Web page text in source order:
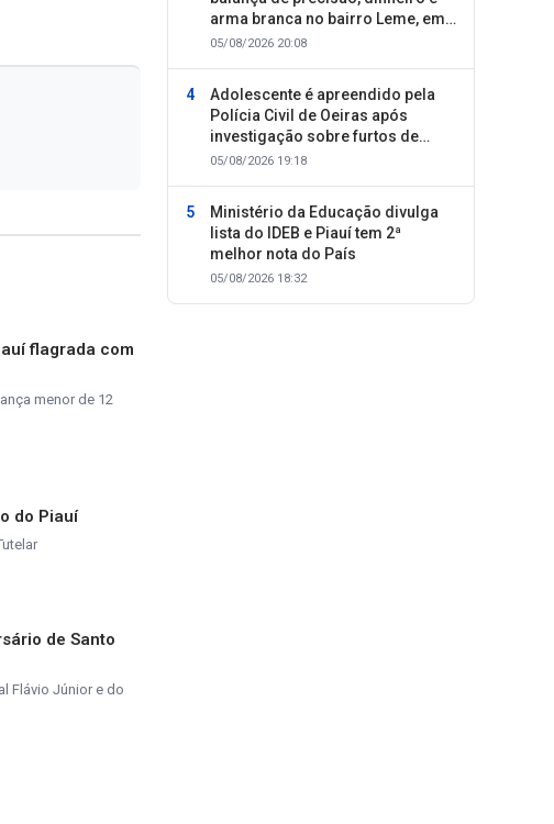
flagrada com
menor de 12
do Piauí
de Santo
Flávio Júnior e do
arma branca no bairro Leme, em
Oeiras
05/08/2026 20:08
Adolescente é apreendido pela
Polícia Civil de Oeiras após
investigação sobre furtos de
motocicletas
05/08/2026 19:18
Ministério da Educação divulga
lista do IDEB e Piauí tem 2ª
melhor nota do País
05/08/2026 18:32